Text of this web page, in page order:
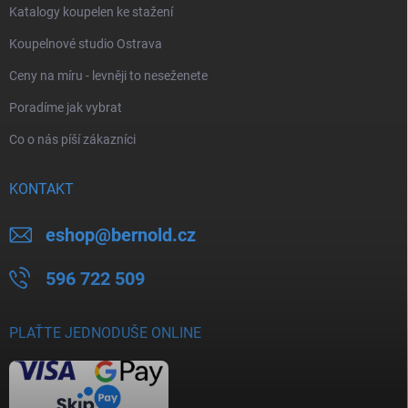
Katalogy koupelen ke stažení
Koupelnové studio Ostrava
Ceny na míru - levněji to neseženete
Poradíme jak vybrat
Co o nás píší zákazníci
KONTAKT
eshop@bernold.cz
596 722 509
PLAŤTE JEDNODUŠE ONLINE